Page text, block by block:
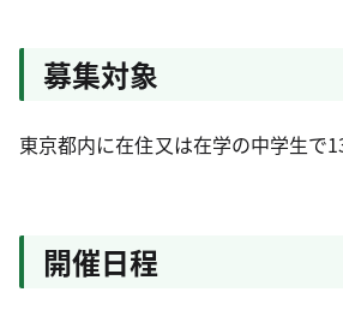
募集対象
東京都内に在住又は在学の中学生で
開催日程